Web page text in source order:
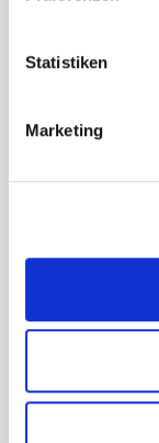
Statistiken
Marketing